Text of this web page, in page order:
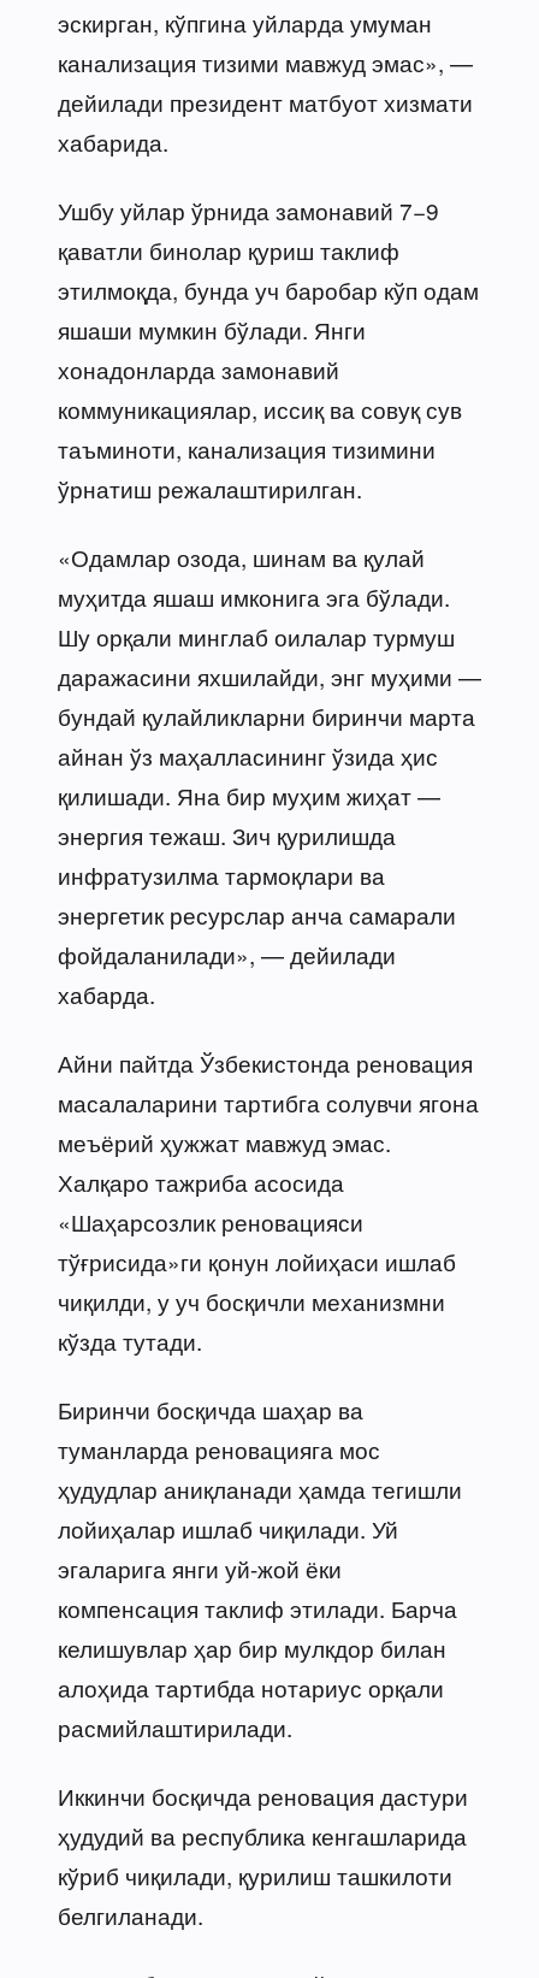
эскирган, кўпгина уйларда умуман
канализация тизими мавжуд эмас», —
дейилади президент матбуот хизмати
хабарида.
Ушбу уйлар ўрнида замонавий 7−9
қаватли бинолар қуриш таклиф
этилмоқда, бунда уч баробар кўп одам
яшаши мумкин бўлади. Янги
хонадонларда замонавий
коммуникациялар, иссиқ ва совуқ сув
таъминоти, канализация тизимини
ўрнатиш режалаштирилган.
«Одамлар озода, шинам ва қулай
муҳитда яшаш имконига эга бўлади.
Шу орқали минглаб оилалар турмуш
даражасини яхшилайди, энг муҳими —
бундай қулайликларни биринчи марта
айнан ўз маҳалласининг ўзида ҳис
қилишади. Яна бир муҳим жиҳат —
энергия тежаш. Зич қурилишда
инфратузилма тармоқлари ва
энергетик ресурслар анча самарали
фойдаланилади», — дейилади
хабарда.
Айни пайтда Ўзбекистонда реновация
масалаларини тартибга солувчи ягона
меъёрий ҳужжат мавжуд эмас.
Халқаро тажриба асосида
«Шаҳарсозлик реновацияси
тўғрисида»ги қонун лойиҳаси ишлаб
чиқилди, у уч босқичли механизмни
кўзда тутади.
Биринчи босқичда шаҳар ва
туманларда реновацияга мос
ҳудудлар аниқланади ҳамда тегишли
лойиҳалар ишлаб чиқилади. Уй
эгаларига янги уй-жой ёки
компенсация таклиф этилади. Барча
келишувлар ҳар бир мулкдор билан
алоҳида тартибда нотариус орқали
расмийлаштирилади.
Иккинчи босқичда реновация дастури
ҳудудий ва республика кенгашларида
кўриб чиқилади, қурилиш ташкилоти
белгиланади.